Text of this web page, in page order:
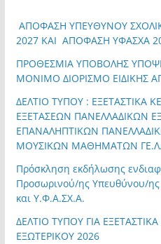
ΑΠΟΦΑΣΗ ΥΠΕΥΘΥΝΟΥ
2027 ΚΑΙ ΑΠΟΦΑΣΗ ΥΦΑΣΧΑ
ΠΡΟΘΕΣΜΙΑ ΥΠΟΒΟΛΗΣ
ΜΟΝΙΜΟ ΔΙΟΡΙΣΜΟ ΕΙΔΙΚΗΣ
ΔΕΛΤΙΟ ΤΥΠΟΥ : ΕΞΕΤΑΣΤΙΚΑ
ΕΞΕΤΑΣΕΩΝ ΠΑΝΕΛΛΑΔΙΚΩΝ
ΕΠΑΝΑΛΗΠΤΙΚΩΝ
ΜΟΥΣΙΚΩΝ ΜΑΘΗΜΑΤΩΝ ΓΕ.Λ.
Πρόσκληση εκδήλωσης
Προσωρινού/ης Υπευθύνου/
και Υ.Φ.Α.ΣΧ.Α.
ΔΕΛΤΙΟ ΤΥΠΟΥ ΓΙΑ
ΕΞΩΤΕΡΙΚΟΥ 2026